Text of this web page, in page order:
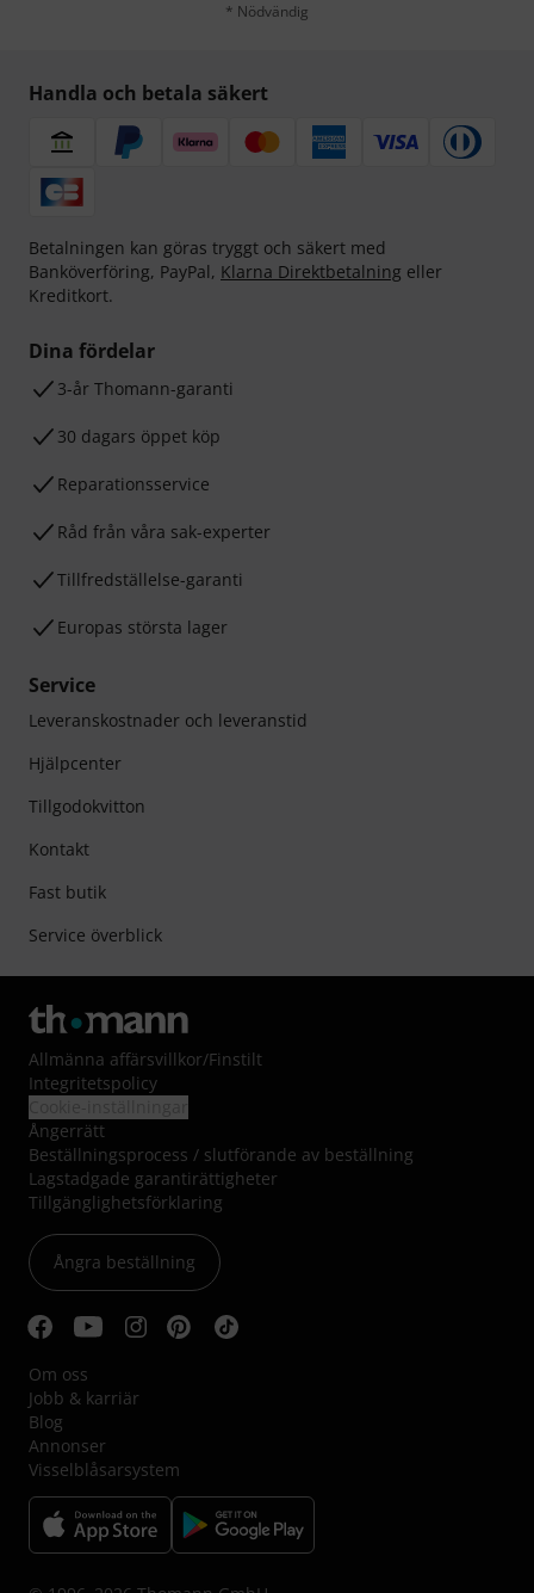
* Nödvändig
Handla och betala säkert
Betalningen kan göras tryggt och säkert med
Banköverföring, PayPal, Klarna Direktbetalning eller
Kreditkort.
Dina fördelar
3-år Thomann-garanti
30 dagars öppet köp
Reparationsservice
Råd från våra sak-experter
Tillfredställelse-garanti
Europas största lager
Service
Leveranskostnader och leveranstid
Hjälpcenter
Tillgodokvitton
Kontakt
Fast butik
Service överblick
Allmänna affärsvillkor/Finstilt
Integritetspolicy
Ångerrätt
Beställningsprocess / slutförande av beställning
Lagstadgade garantirättigheter
Tillgänglighetsförklaring
Ångra beställning
Om oss
Jobb & karriär
Blog
Annonser
Visselblåsarsystem